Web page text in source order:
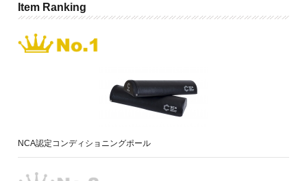
Item Ranking
NCA認定コンディショニングポール